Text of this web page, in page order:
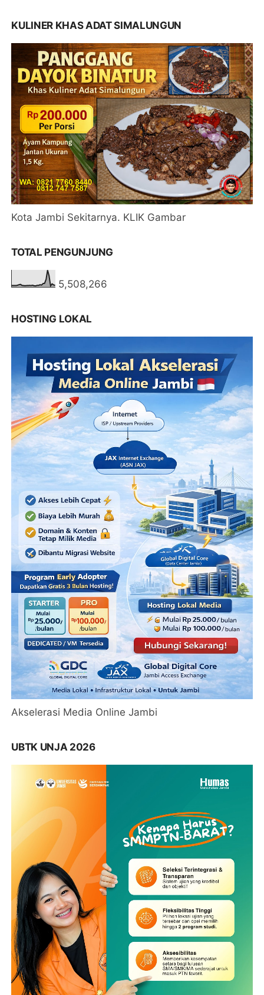
KULINER KHAS ADAT SIMALUNGUN
Kota Jambi Sekitarnya. KLIK Gambar
TOTAL PENGUNJUNG
5,508,266
HOSTING LOKAL
Akselerasi Media Online Jambi
UBTK UNJA 2026